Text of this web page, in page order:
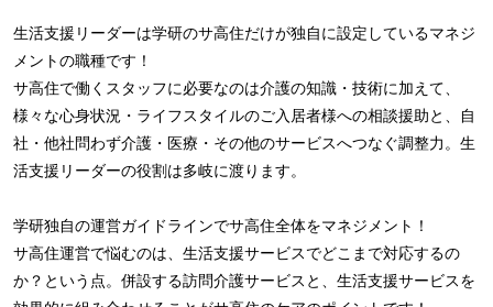
生活支援リーダーは学研のサ高住だけが独自に設定しているマネジ
メントの職種です！
サ高住で働くスタッフに必要なのは介護の知識・技術に加えて、
様々な心身状況・ライフスタイルのご入居者様への相談援助と、自
社・他社問わず介護・医療・その他のサービスへつなぐ調整力。生
活支援リーダーの役割は多岐に渡ります。
学研独自の運営ガイドラインでサ高住全体をマネジメント！
サ高住運営で悩むのは、生活支援サービスでどこまで対応するの
か？という点。併設する訪問介護サービスと、生活支援サービスを